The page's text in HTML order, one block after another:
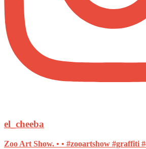
el_cheeba
Zoo Art Show. • • #zooartshow #graffiti